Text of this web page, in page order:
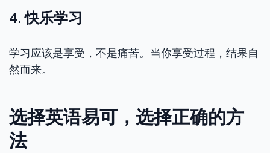
4. 快乐学习
学习应该是享受，不是痛苦。当你享受过程，结果自
然而来。
选择英语易可，选择正确的方
法